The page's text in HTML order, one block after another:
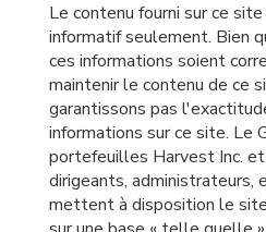
Le contenu fourni sur ce
informatif seulement. Bien
ces informations soient
maintenir le contenu de ce
garantissons pas
informations sur ce site. Le
portefeuilles Harvest Inc.
dirigeants, administrateurs,
mettent à disposition le